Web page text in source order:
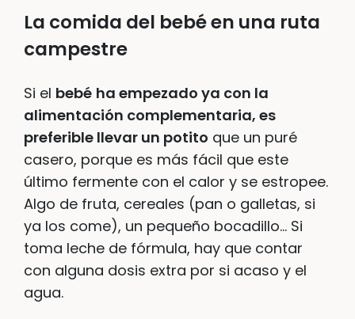
La comida del bebé en una ruta
campestre
Si el bebé ha empezado ya con la
alimentación complementaria, es
preferible llevar un potito que un puré
casero, porque es más fácil que este
último fermente con el calor y se estropee.
Algo de fruta, cereales (pan o galletas, si
ya los come), un pequeño bocadillo… Si
toma leche de fórmula, hay que contar
con alguna dosis extra por si acaso y el
agua.